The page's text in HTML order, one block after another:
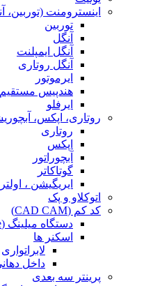
اینسترومنت (توربین،
توربین
آنگل
آنگل ایمپلنت
آنگل روتاری
ایرموتور
هندپیس مستقیم
ایرفلو
روتاری، اپکس،
روتاری
اپکس
آبچوراتور
گوتاکاتر
ایریگیشن ،
اتوکلاو و پک
کد کم (CAD CAM)
دستگاه میلینگ (Milling Machine)
اسکنر ها
لابراتواری
داخل
پرینتر سه بعدی